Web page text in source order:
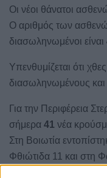
Οι νέοι θάνατοι
Ο αριθμός των
διασωληνωμένοι είναι
Υπενθυμίζεται ότι
διασωληνωμένους
Για την Περιφέρεια
σήμερα 41 νέα
Στη Βοιωτία
Φθιώτιδα 11 και στη